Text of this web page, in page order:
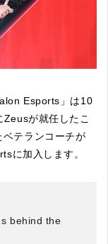
Esports」は10
が就任したこ
テランコーチが
に加入します。
behind the